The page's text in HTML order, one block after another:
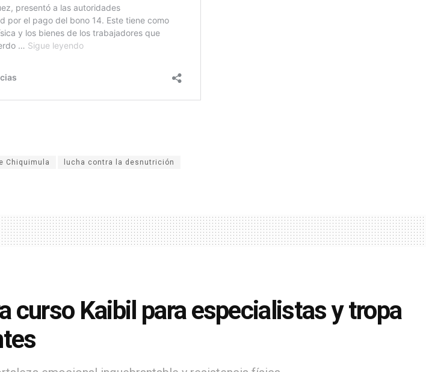
Chiquimula lucha contra la desnutrición
curso Kaibil para especialistas y tropa